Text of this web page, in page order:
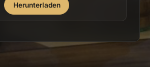
Herunterladen